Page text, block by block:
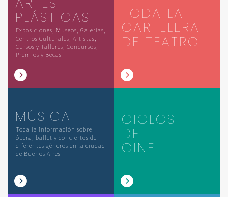
PLÁSTICAS
Exposiciones, Museos, Galerías,
Centros Culturales, Artistas,
Cursos y Talleres, Concursos,
Premios y Becas
TODA LA
CARTELERA
DE TEATRO
MÚSICA
Toda la información sobre
ópera, ballet y conciertos de
diferentes géneros en la ciudad
de Buenos Aires
CICLOS
DE
CINE